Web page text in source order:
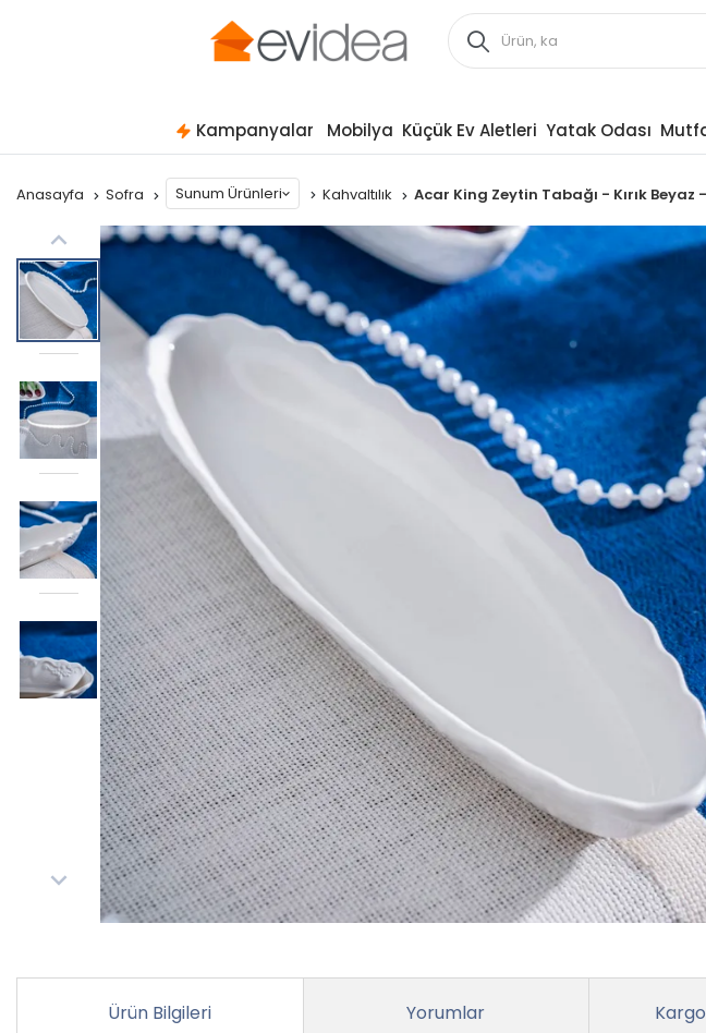
Kampanyalar Mobilya Küçük Ev Aletleri Yatak Odası
Anasayfa Sofra Sunum Ürünleri Kahvaltılık Acar King Zeytin Tabağı - Kırık Beyaz
Ürün Bilgileri Yorumlar